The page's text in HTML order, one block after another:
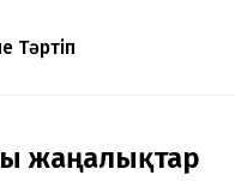
Тәртіп
жаңалықтар